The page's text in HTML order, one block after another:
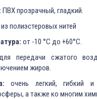
ПВХ прозрачный, гладкий.
полиэстеровых нитей
от -10 °C до +60°C.
передачи сжатого
жиров.
очень легкий, гибкий
а также ко многим